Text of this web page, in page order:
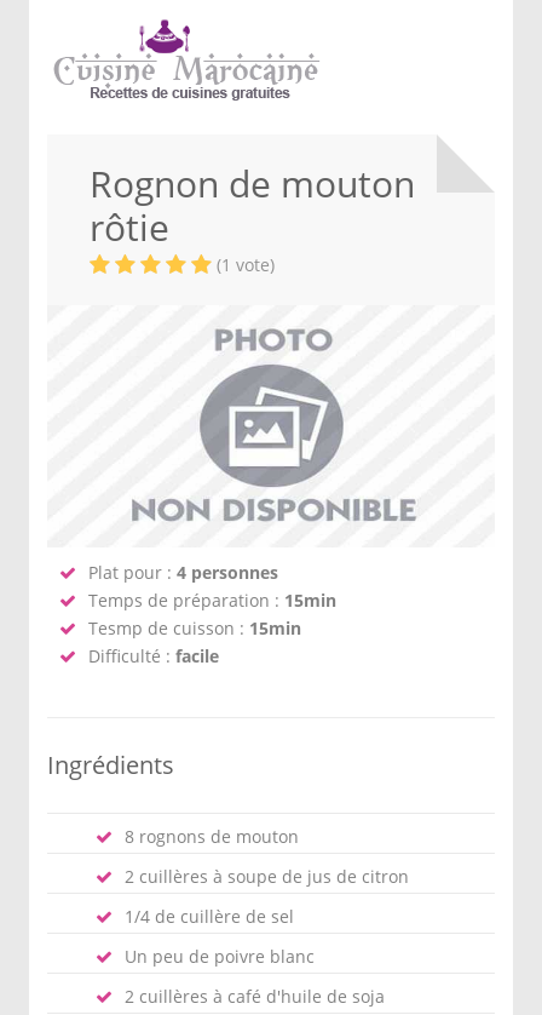
Rognon de mouton
rôtie
(1 vote)
Plat pour : 4 personnes
Temps de préparation : 15min
Tesmp de cuisson : 15min
Difficulté : facile
Ingrédients
8 rognons de mouton
2 cuillères à soupe de jus de citron
1/4 de cuillère de sel
Un peu de poivre blanc
2 cuillères à café d'huile de soja